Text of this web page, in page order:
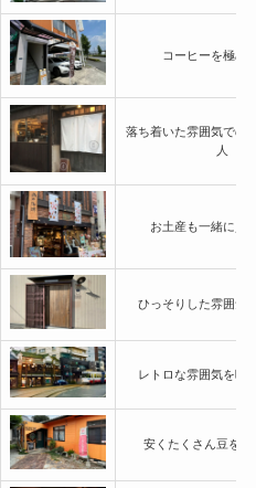
コーヒーを極め
落ち着いた雰囲気での
人
お土産も一緒に買
ひっそりした雰囲気
レトロな雰囲気を味
安くたくさん豆を買